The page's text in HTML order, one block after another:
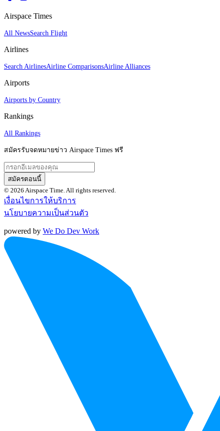
Airspace Times
All NewsSearch Flight
Airlines
Search AirlinesAirline ComparisonsAirline Alliances
Airports
Airports by Country
Rankings
All Rankings
สมัครรับจดหมายข่าว Airspace Times ฟรี
สมัครตอนนี้
© 2026 Airspace Time. All rights reserved.
เงื่อนไขการให้บริการ
นโยบายความเป็นส่วนตัว
powered by We Do Dev Work